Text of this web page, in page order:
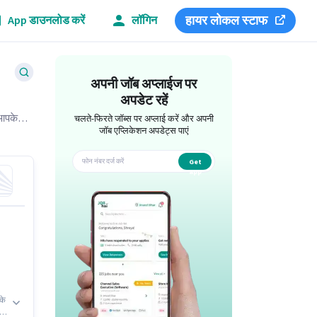
App डाउनलोड करें लॉगिन हायर लोकल स्टाफ
अपनी जॉब अप्लाईज पर
अपडेट रहें
चलते-फिरते जॉब्स पर अप्लाई करें और अपनी
जॉब एप्लिकेशन अपडेट्स पाएं
Get
app